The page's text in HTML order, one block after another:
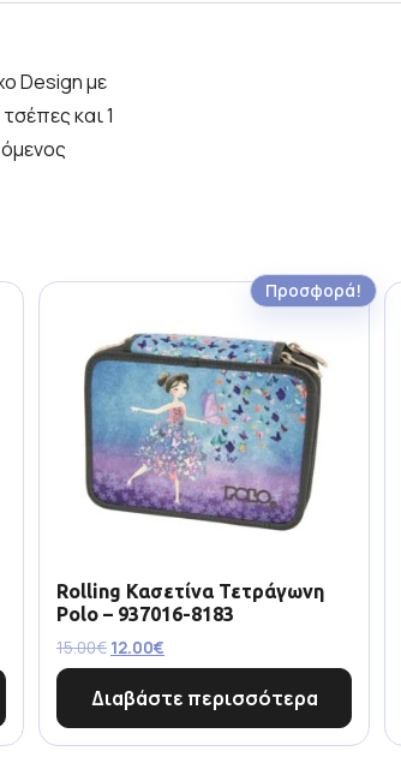
Design με
και 1
Προσφορά!
Rolling Κασετίνα Τετράγωνη
Polo – 937016-8183
15.00€ 12.00€
Διαβάστε περισσότερα